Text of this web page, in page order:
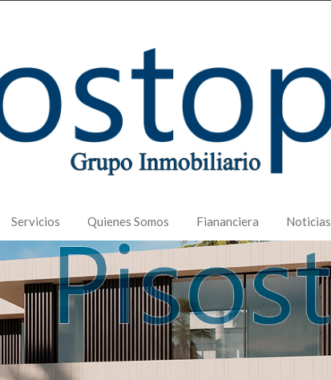
Servicios Quienes Somos Fiananciera Noticias